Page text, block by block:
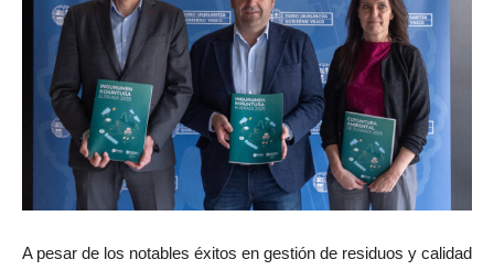
A pesar de los notables éxitos en gestión de residuos y calidad